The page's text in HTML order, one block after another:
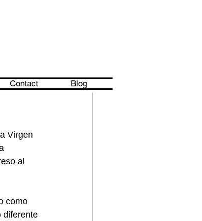
Virgen
al
como
diferente
Contact Blog